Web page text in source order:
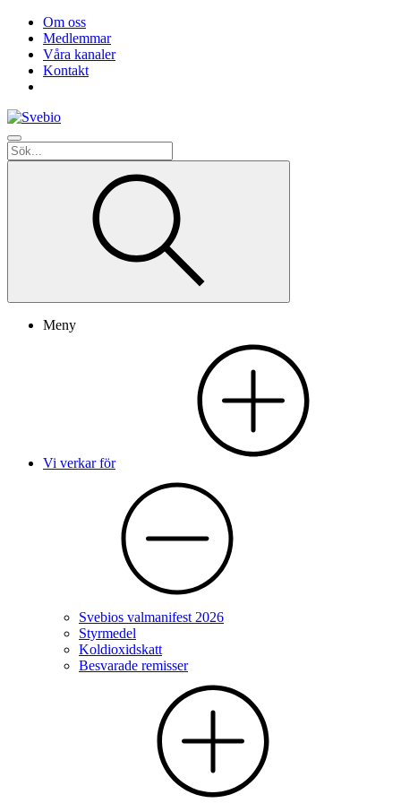
Om oss
Medlemmar
Våra kanaler
Kontakt
Meny
Vi verkar för
Svebios valmanifest 2026
Styrmedel
Koldioxidskatt
Besvarade remisser